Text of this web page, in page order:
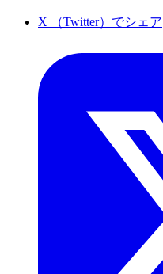
X （Twitter）でシェア